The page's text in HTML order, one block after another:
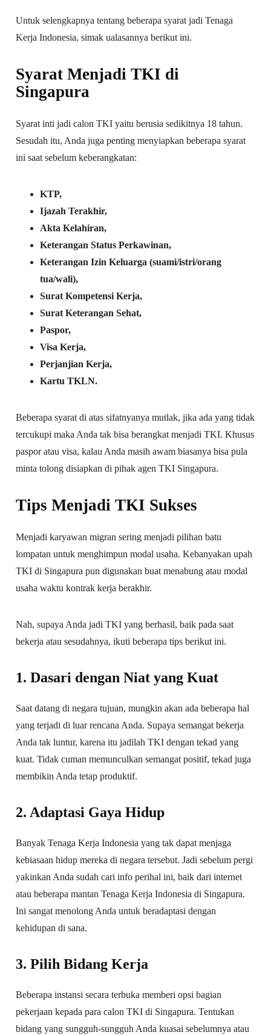
Untuk selengkapnya tentang beberapa syarat jadi Tenaga
Kerja Indonesia, simak ualasannya berikut ini.
Syarat Menjadi TKI di
Singapura
Syarat inti jadi calon TKI yaitu berusia sedikitnya 18 tahun.
Sesudah itu, Anda juga penting menyiapkan beberapa syarat
ini saat sebelum keberangkatan:
KTP,
Ijazah Terakhir,
Akta Kelahiran,
Keterangan Status Perkawinan,
Keterangan Izin Keluarga (suami/istri/orang
tua/wali),
Surat Kompetensi Kerja,
Surat Keterangan Sehat,
Paspor,
Visa Kerja,
Perjanjian Kerja,
Kartu TKLN.
Beberapa syarat di atas sifatnyanya mutlak, jika ada yang tidak
tercukupi maka Anda tak bisa berangkat menjadi TKI. Khusus
paspor atau visa, kalau Anda masih awam biasanya bisa pula
minta tolong disiapkan di pihak agen TKI Singapura.
Tips Menjadi TKI Sukses
Menjadi karyawan migran sering menjadi pilihan batu
lompatan untuk menghimpun modal usaha. Kebanyakan upah
TKI di Singapura pun digunakan buat menabung atau modal
usaha waktu kontrak kerja berakhir.
Nah, supaya Anda jadi TKI yang berhasil, baik pada saat
bekerja atau sesudahnya, ikuti beberapa tips berikut ini.
1. Dasari dengan Niat yang Kuat
Saat datang di negara tujuan, mungkin akan ada beberapa hal
yang terjadi di luar rencana Anda. Supaya semangat bekerja
Anda tak luntur, karena itu jadilah TKI dengan tekad yang
kuat. Tidak cuman memunculkan semangat positif, tekad juga
membikin Anda tetap produktif.
2. Adaptasi Gaya Hidup
Banyak Tenaga Kerja Indonesia yang tak dapat menjaga
kebiasaan hidup mereka di negara tersebut. Jadi sebelum pergi
yakinkan Anda sudah cari info perihal ini, baik dari internet
atau beberapa mantan Tenaga Kerja Indonesia di Singapura.
Ini sangat menolong Anda untuk beradaptasi dengan
kehidupan di sana.
3. Pilih Bidang Kerja
Beberapa instansi secara terbuka memberi opsi bagian
pekerjaan kepada para calon TKI di Singapura. Tentukan
bidang yang sungguh-sungguh Anda kuasai sebelumnya atau